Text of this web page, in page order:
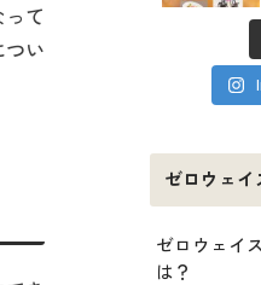
て
い
ゼロウェイ
ゼロウェイ
は？